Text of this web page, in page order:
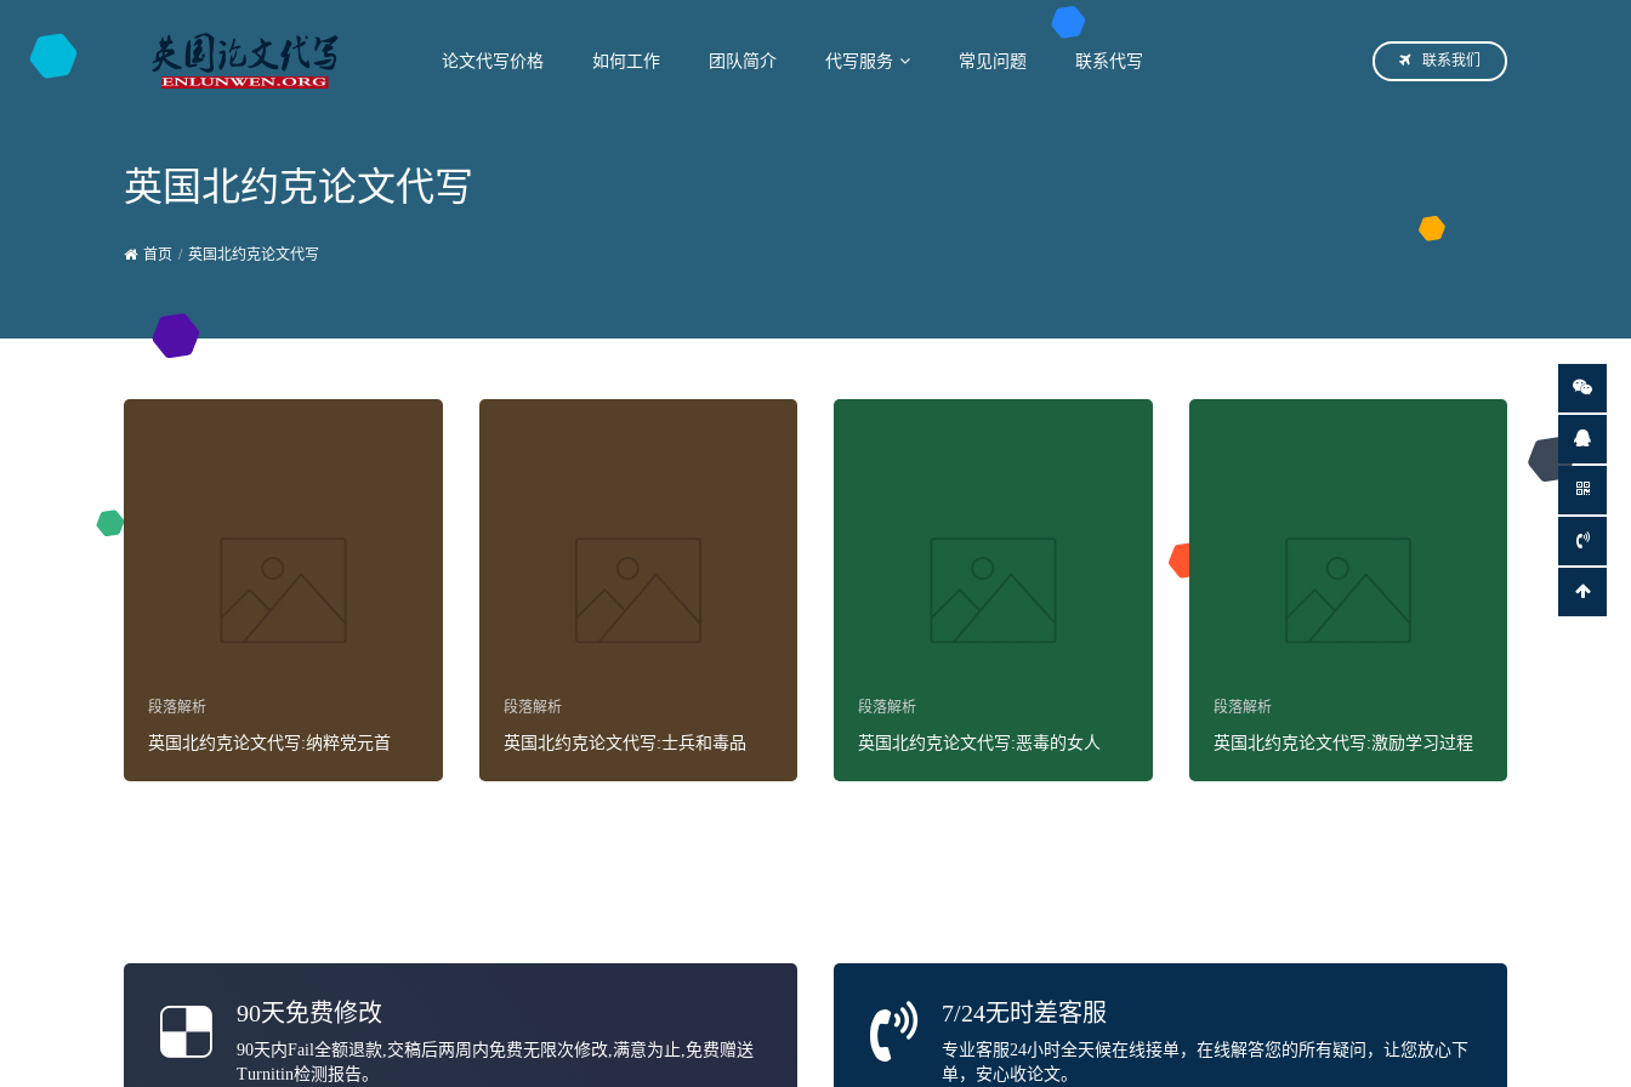
论文代写价格 如何工作 团队简介 代写服务 常见问题 联系代写 联系我们
英国北约克论文代写
首页 英国北约克论文代写
段落解析
英国北约克论文代写:纳粹党元首
段落解析
英国北约克论文代写:士兵和毒品
段落解析
英国北约克论文代写:恶毒的女人
段落解析
英国北约克论文代写:激励学习过程
90天免费修改
90天内Fail全额退款,交稿后两周内免费无限次修改,满意为止,免费赠送
Turnitin检测报告。
7/24无时差客服
专业客服24小时全天候在线接单，在线解答您的所有疑问，让您放心下
单，安心收论文。